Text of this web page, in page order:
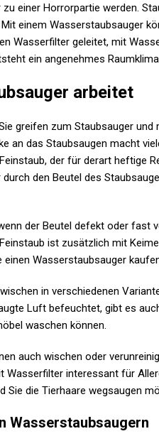
einer Horrorpartie werden.
einem Wasserstaubsauger
Wasserfilter geleitet, mit
ein angenehmes
arbeitet
greifen zum Staubsauger
an das Staubsaugen macht
der für derart heftige
den Beutel des
der Beutel defekt oder fast
ist zusätzlich mit
einen Wasserstaubsauger
in verschiedenen
Luft befeuchtet, gibt es
waschen können.
auch wischen oder
Wasserfilter interessant für
Sie die Tierhaare wegsaugen
Wasserstaubsaugern